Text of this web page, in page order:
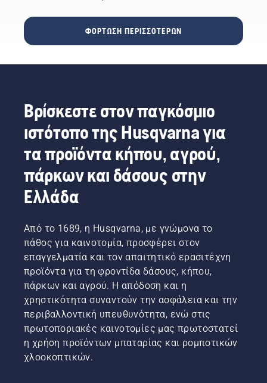
συμβουλές
σας
αλυσοπρίονό
σας για
να
αναλάβει
δράση.
Οι
απαντήσεις
να
μέγεθος
σωστό
αλυσοπρίονου.
καλύτερους
επαγγελματίες
δασών
στον
Η. Και
πιο
απαιτητικοί
χρήστες
μας.
ΦΌΡΤΩΣΗ ΠΕΡΙΣΣΌΤΕΡΩΝ
Βρίσκεστε στον παγκόσμιο
ιστότοπο της Husqvarna για
τα προϊόντα κήπου, αγρού,
πάρκων και δάσους στην
Ελλάδα
Από το 1689, η Husqvarna, με γνώμονα το
πάθος για καινοτομία, προσφέρει στον
επαγγελματία και τον απαιτητικό ερασιτέχνη
προϊόντα για τη φροντίδα δάσους, κήπου,
πάρκων και αγρού. Η απόδοση και η
χρηστικότητα συναντούν την ασφάλεια και την
περιβαλλοντική υπευθυνότητα, ενώ στις
πρωτοποριακές καινοτομίες μας πρωτοστατεί
η χρήση προϊόντων μπαταρίας και ρομποτικών
χλοοκοπτικών.